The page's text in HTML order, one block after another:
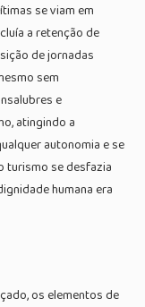
se viam em
a retenção de
de jornadas
sem
e
atingindo a
autonomia e se
turismo se desfazia
humana era
os elementos de